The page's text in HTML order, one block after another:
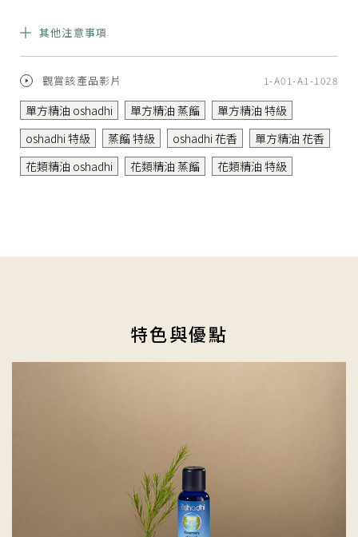
其他注意事項
觀賞該產品影片 1-A01-A1-1028
單方精油 oshadhi 單方精油 蒸餾
單方精油 特級
oshadhi 特級
蒸餾 特級 oshadhi 花香
單方精油 花香
花類精油 oshadhi
花類精油 蒸餾 花類精油 特級
特色與優點